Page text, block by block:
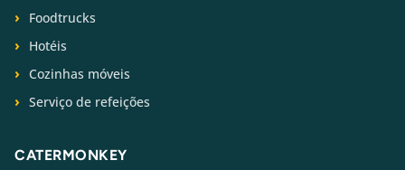
Foodtrucks
Hotéis
Cozinhas móveis
Serviço de refeições
CATERMONKEY